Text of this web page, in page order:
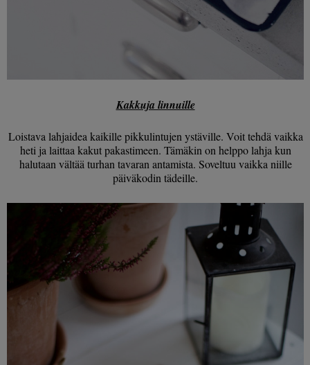
Kakkuja linnuille
Loistava lahjaidea kaikille pikkulintujen ystäville. Voit tehdä vaikka
heti ja laittaa kakut pakastimeen. Tämäkin on helppo lahja kun
halutaan vältää turhan tavaran antamista. Soveltuu vaikka niille
päiväkodin tädeille.